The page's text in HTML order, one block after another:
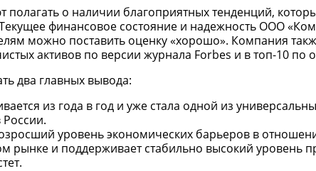
полагать о наличии благоприятных тенденций,
финансовое состояние и надежность ООО
можно поставить оценку «хорошо». Компания
активов по версии журнала Forbes и в топ-10
два главных вывода:
из года в год и уже стала одной из
уровень экономических барьеров в
рынке и поддерживает стабильно высокий уровень